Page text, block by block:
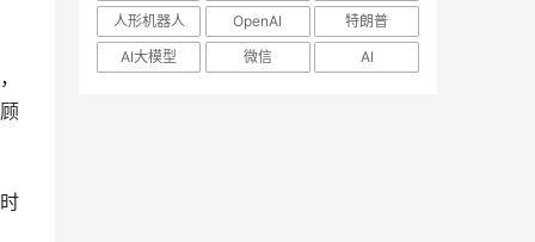
人形机器人
OpenAI
特朗普
AI大模型
微信 AI